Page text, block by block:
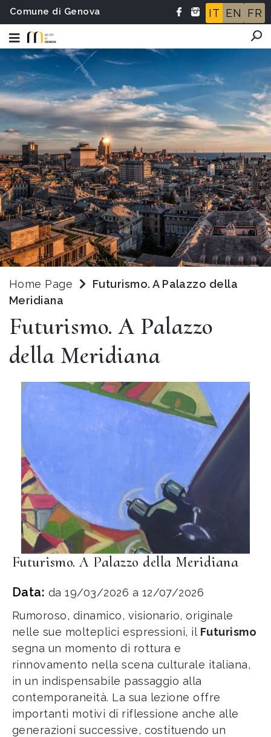
Comune di Genova IT EN FR
Home Page
Futurismo. A Palazzo della
Meridiana
Futurismo. A Palazzo
della Meridiana
Futurismo. A Palazzo della Meridiana
Data: da 19/03/2026 a 12/07/2026
Rumoroso, dinamico, visionario, originale
nelle sue molteplici espressioni, il Futurismo
segna un momento di rottura e
rinnovamento nella scena culturale italiana,
in un indispensabile passaggio alla
contemporaneità. La sua lezione offre
importanti motivi di riflessione anche alle
generazioni successive, costituendo un